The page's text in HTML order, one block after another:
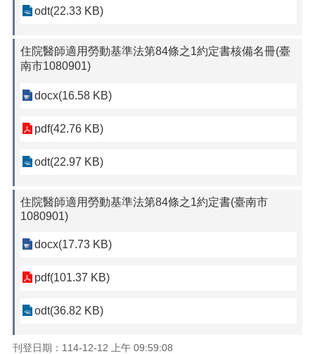
odt(22.33 KB)
住院醫師適用勞動基準法第84條之1約定書核備名冊(臺
南市1080901)
docx(16.58 KB)
pdf(42.76 KB)
odt(22.97 KB)
住院醫師適用勞動基準法第84條之1約定書(臺南市
1080901)
docx(17.73 KB)
pdf(101.37 KB)
odt(36.82 KB)
刊登日期：114-12-12 上午 09:59:08